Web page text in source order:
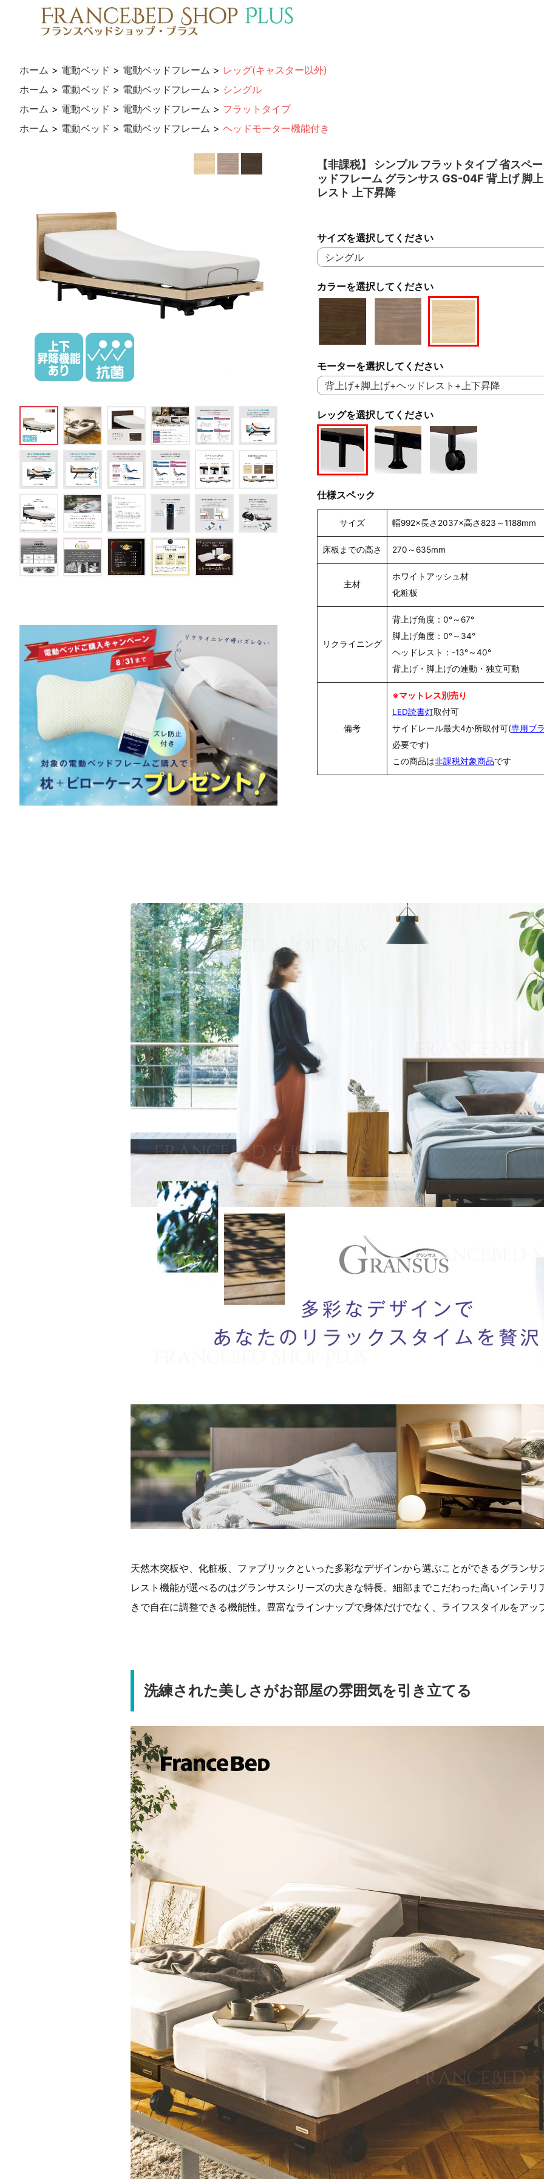
ホーム > 電動ベッド > 電動ベッドフレーム > レッグ(キャスター以外)
ホーム > 電動ベッド > 電動ベッドフレーム > シングル
ホーム > 電動ベッド > 電動ベッドフレーム > フラットタイプ
ホーム > 電動ベッド > 電動ベッドフレーム > ヘッドモーター機能付き
【非課税】 シンプル フラットタイプ 省スペ
ッドフレーム グランサス GS-04F 背上げ 脚
レスト 上下昇降
カラーを選択してください
サイズを選択してください
モーターを選択してください
レッグを選択してください
仕様スペック
サイズ 幅992×長さ2037×高さ823～1188mm
床板までの高さ 270～635mm
主材
ホワイトアッシュ材
化粧板
リクライニング
背上げ角度：0°～67°
脚上げ角度：0°～34°
ヘッドレスト：-13°～40°
背上げ・脚上げの連動・独立可動
備考
※マットレス別売り
LED読書灯取付可
サイドレール最大4か所取付可(専用ブ
必要です)
この商品は非課税対象商品です
天然木突板や、化粧板、ファブリックといった多彩なデザインから選ぶことができるグランサ
レスト機能が選べるのはグランサスシリーズの大きな特長。細部までこだわった高いインテリ
きで自在に調整できる機能性。豊富なラインナップで身体だけでなく、ライフスタイルをアッ
洗練された美しさがお部屋の雰囲気を引き立てる